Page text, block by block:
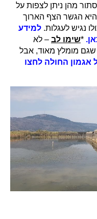
מהן ניתן לצפות על
הגשר הצף הארוך
נגיש לעגלות. למידע
*שימו לב – לא
מומלץ מאוד, אבל
אגמון החולה לחצו